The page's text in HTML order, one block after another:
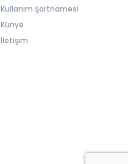
Kullanım Şartnamesi
Künye
İletişim